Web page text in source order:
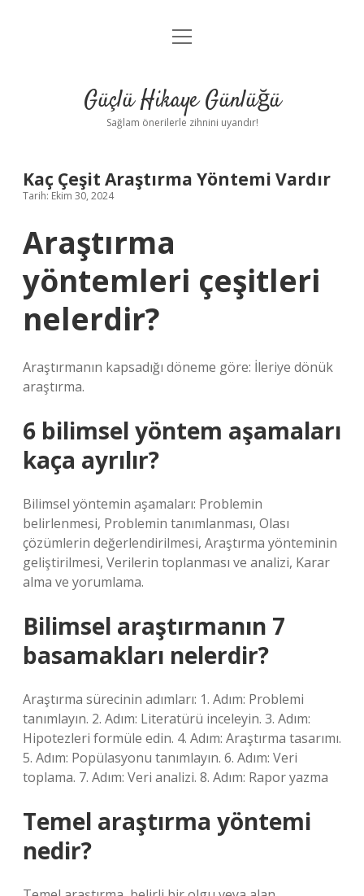
Anasayfa
Yasal Uyarı
menüyü
Güçlü Hikaye Günlüğü
Sağlam önerilerle zihnini uyandır!
Kaç Çeşit Araştırma Yöntemi Vardır
Tarih: Ekim 30, 2024
Araştırma
yöntemleri çeşitleri
nelerdir?
Araştırmanın kapsadığı döneme göre: İleriye dönük
araştırma.
6 bilimsel yöntem aşamaları
kaça ayrılır?
Bilimsel yöntemin aşamaları: Problemin
belirlenmesi, Problemin tanımlanması, Olası
çözümlerin değerlendirilmesi, Araştırma yönteminin
geliştirilmesi, Verilerin toplanması ve analizi, Karar
alma ve yorumlama.
Bilimsel araştırmanın 7
basamakları nelerdir?
Araştırma sürecinin adımları: 1. Adım: Problemi
tanımlayın. 2. Adım: Literatürü inceleyin. 3. Adım:
Hipotezleri formüle edin. 4. Adım: Araştırma tasarımı.
5. Adım: Popülasyonu tanımlayın. 6. Adım: Veri
toplama. 7. Adım: Veri analizi. 8. Adım: Rapor yazma
Temel araştırma yöntemi
nedir?